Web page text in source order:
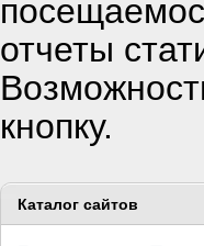
отчеты
кнопку.
Каталог сайтов